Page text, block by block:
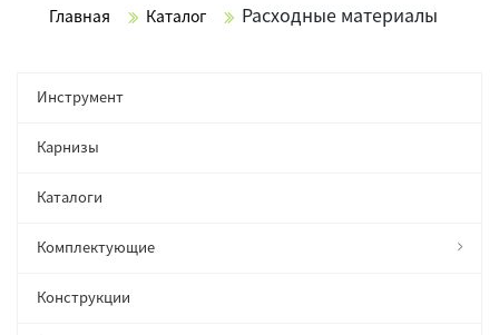
Главная Каталог Расходные материалы
Инструмент
Карнизы
Каталоги
Комплектующие
Конструкции